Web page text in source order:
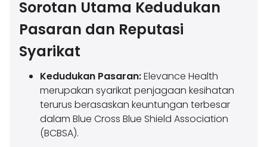
Sorotan Utama Kedudukan
Pasaran dan Reputasi
Syarikat
Kedudukan Pasaran:Elevance Health
merupakan syarikat penjagaan kesihatan
terurus berasaskan keuntungan terbesar
dalam Blue Cross Blue Shield Association
(BCBSA).